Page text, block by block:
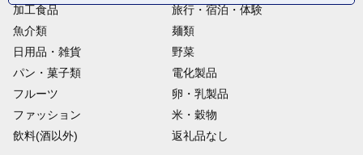
加工食品
旅行・宿泊・体験
魚介類
麺類
日用品・雑貨
野菜
パン・菓子類
電化製品
フルーツ
卵・乳製品
ファッション
米・穀物
飲料(酒以外)
返礼品なし